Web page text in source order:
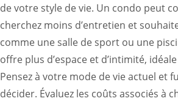
de votre style de vie. Un condo peut
cherchez moins d’entretien et
comme une salle de sport ou une
offre plus d’espace et d’intimité,
Pensez à votre mode de vie actuel et
décider. Évaluez les coûts associés à